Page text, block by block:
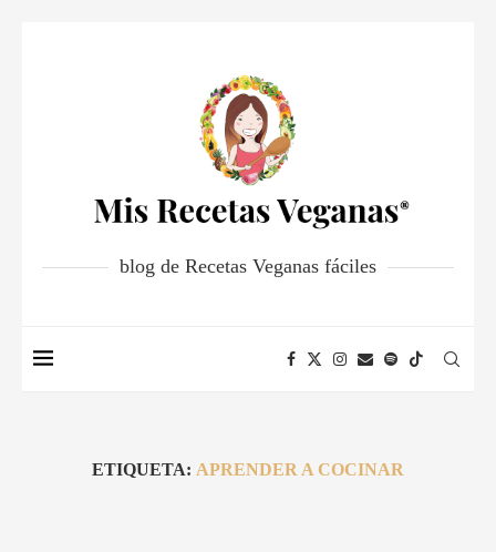
blog de Recetas Veganas fáciles
ETIQUETA: APRENDER A COCINAR